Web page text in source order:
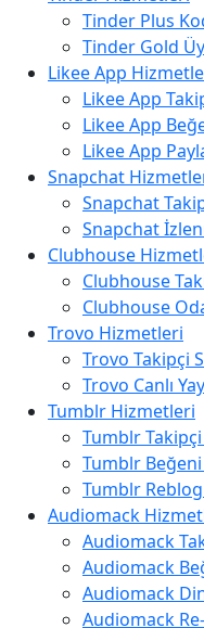
Tinder Plus
Tinder Gold
Likee App
Likee App
Likee App
Likee App
Snapchat
Snapchat
Snapchat
Clubhouse
Clubhouse
Clubhouse
Trovo Hizmetleri
Trovo Takipçi
Trovo Canlı
Tumblr Hizmetleri
Tumblr Takipçi
Tumblr Beğeni
Tumblr Reblog
Audiomack
Audiomack
Audiomack
Audiomack
Audiomack